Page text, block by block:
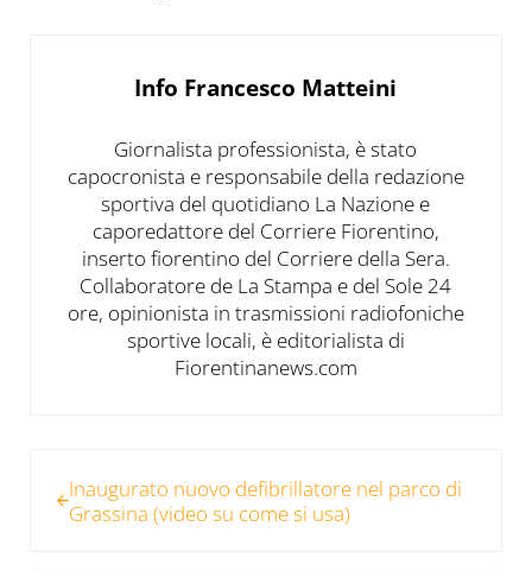
Info Francesco Matteini
Giornalista professionista, è stato
capocronista e responsabile della redazione
sportiva del quotidiano La Nazione e
caporedattore del Corriere Fiorentino,
inserto fiorentino del Corriere della Sera.
Collaboratore de La Stampa e del Sole 24
ore, opinionista in trasmissioni radiofoniche
sportive locali, è editorialista di
Fiorentinanews.com
Inaugurato nuovo defibrillatore nel parco di
Grassina (video su come si usa)